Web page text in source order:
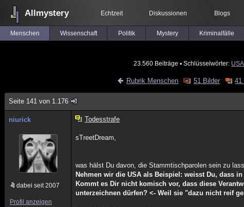
Allmystery Echtzeit Diskussionen Blogs
Menschen Wissenschaft Politik Mystery Kriminalfälle
23.560 Beiträge ▪ Schlüsselwörter: USA
Rubrik Menschen 51 Bilder 41
Seite 141 von 1.176
niurick
dabei seit 2007
Profil anzeigen
Todesstrafe
sTreetDream,
was hälst Du davon, die Stammtischparolen sein zu
Nehmen wir die USA als Beispiel: weisst Du, dass
Kommt es Dir nicht komisch vor, dass diese
unterzeichnen dürfen? <- Weil sie "dazu nicht reif